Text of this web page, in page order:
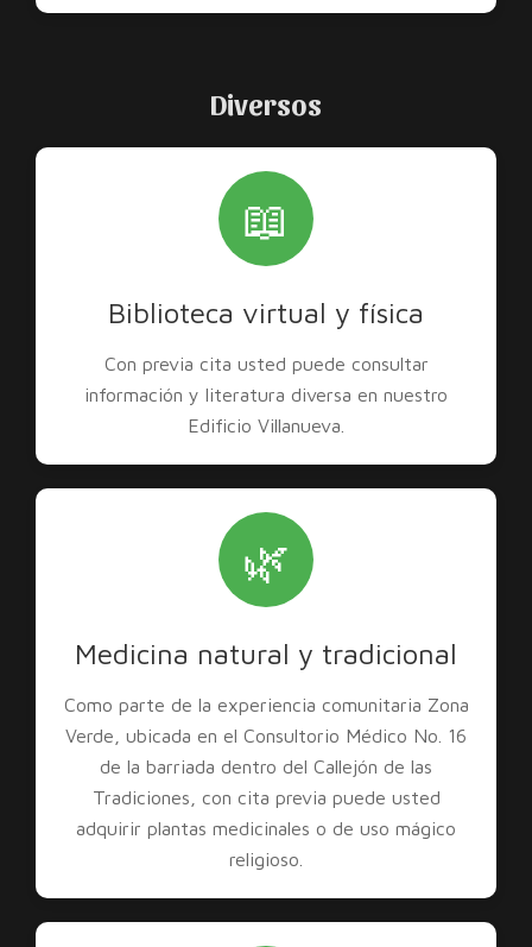
Diversos
📖
Biblioteca virtual y física
Con previa cita usted puede consultar
información y literatura diversa en nuestro
Edificio Villanueva.
🌿
Medicina natural y tradicional
Como parte de la experiencia comunitaria Zona
Verde, ubicada en el Consultorio Médico No. 16
de la barriada dentro del Callejón de las
Tradiciones, con cita previa puede usted
adquirir plantas medicinales o de uso mágico
religioso.